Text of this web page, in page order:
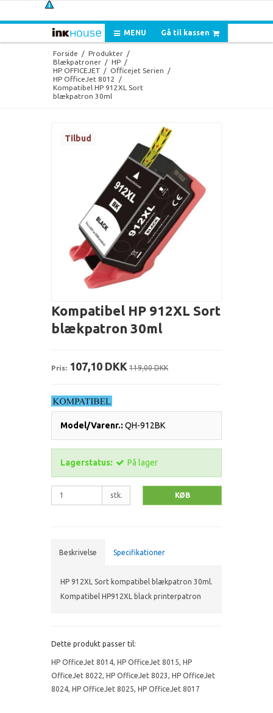
Gå til kassen
MENU
Forside / Produkter /
Blækpatroner / HP /
HP OFFICEJET / Officejet Serien
/
HP OfficeJet 8012
/
Kompatibel HP 912XL Sort
blækpatron 30ml
Tilbud
Kompatibel HP 912XL Sort
blækpatron 30ml
Pris: 107,10 DKK 119,00 DKK
Model/Varenr.: QH-912BK
Lagerstatus: På lager
stk. KØB
Beskrivelse Specifikationer
HP 912XL Sort kompatibel blækpatron 30ml.
Kompatibel HP912XL black printerpatron
Dette produkt passer til:
HP OfficeJet 8014, HP OfficeJet 8015, HP
OfficeJet 8022, HP OfficeJet 8023, HP OfficeJet
8024, HP OfficeJet 8025, HP OfficeJet 8017